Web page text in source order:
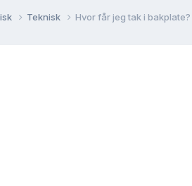
Teknisk Hvor får jeg tak i